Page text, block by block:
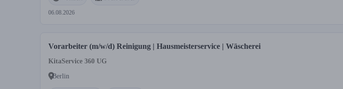
06.08.2026
Vorarbeiter (m/w/d) Reinigung | Hausmeisterservice | Wäscherei
KitaService 360 UG
Berlin